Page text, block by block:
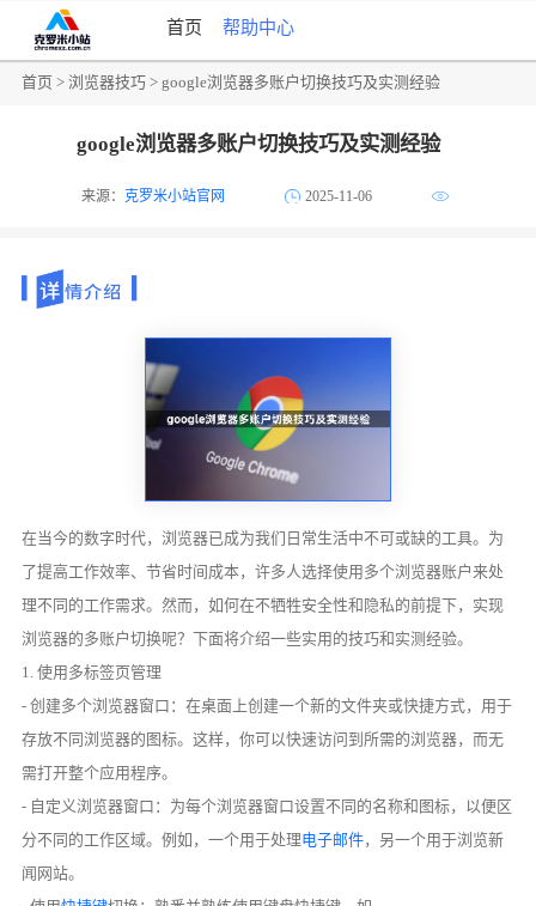
首页 帮助中心
首页 >浏览器技巧 > google浏览器多账户切换技巧及实测经验
google浏览器多账户切换技巧及实测经验
来源：克罗米小站官网 2025-11-06
在当今的数字时代，浏览器已成为我们日常生活中不可或缺的工具。为
了提高工作效率、节省时间成本，许多人选择使用多个浏览器账户来处
理不同的工作需求。然而，如何在不牺牲安全性和隐私的前提下，实现
浏览器的多账户切换呢？下面将介绍一些实用的技巧和实测经验。
1. 使用多标签页管理
- 创建多个浏览器窗口：在桌面上创建一个新的文件夹或快捷方式，用于
存放不同浏览器的图标。这样，你可以快速访问到所需的浏览器，而无
需打开整个应用程序。
- 自定义浏览器窗口：为每个浏览器窗口设置不同的名称和图标，以便区
分不同的工作区域。例如，一个用于处理电子邮件，另一个用于浏览新
闻网站。